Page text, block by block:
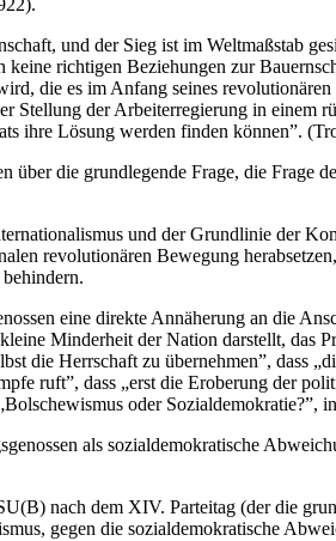
und der Sieg ist im Weltmaßstab
richtigen Beziehungen zur
die es im Anfang seines
Stellung der Arbeiterregierung in einem
ihre Lösung werden finden können”.
die grundlegende Frage, die Frage
und der Grundlinie der
revolutionären Bewegung
eine direkte Annäherung an die
Minderheit der Nation darstellt, das
die Herrschaft zu übernehmen”, dass
ruft”, dass „erst die Eroberung der
oder Sozialdemokratie?”,
als sozialdemokratische
nach dem XIV. Parteitag (der die
gegen die sozialdemokratische